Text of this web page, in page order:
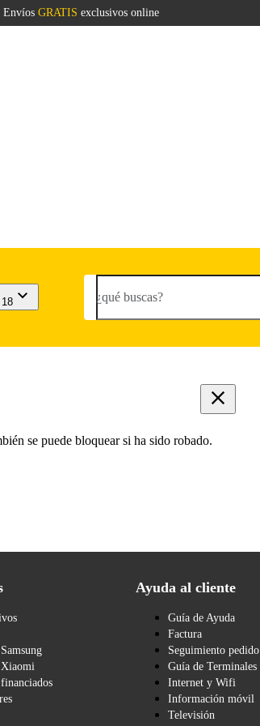
Envíos GRATIS exclusivos online
¿qué buscas?
se puede bloquear si ha sido robado.
Ayuda al cliente
Guía de Ayuda
Factura
Seguimiento pedido
Guía de Terminales
Internet y Wifi
Información móvil
Televisión